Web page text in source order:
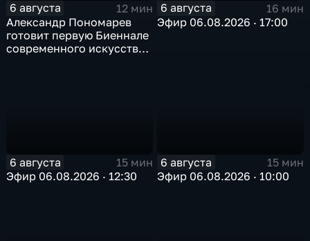
6 августа
12 мин
Александр Пономарев
готовит первую Биеннале
современного искусства
6 августа
16 мин
Эфир 06.08.2026 · 17:00
6 августа
15 мин
Эфир 06.08.2026 · 12:30
6 августа
15 мин
Эфир 06.08.2026 · 10:00